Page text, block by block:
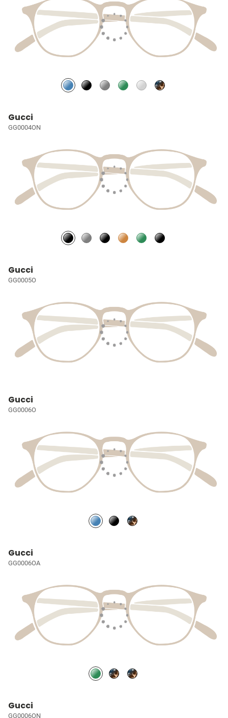
Gucci
GG0004ON
Gucci
GG0005O
Gucci
GG0006O
Gucci
GG0006OA
Gucci
GG0006ON